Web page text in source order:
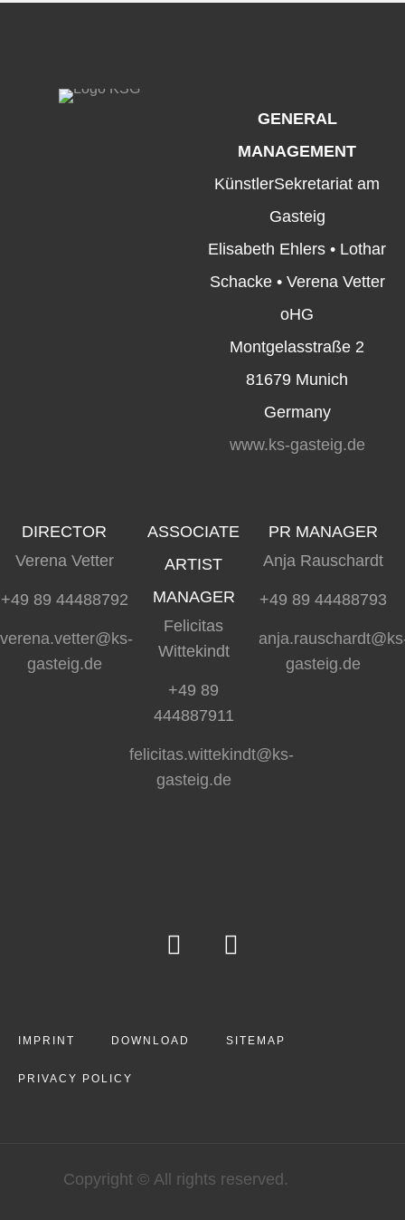
GENERAL
MANAGEMENT
KünstlerSekretariat am
Gasteig
Elisabeth Ehlers • Lothar
Schacke • Verena Vetter
oHG
Montgelasstraße 2
81679 Munich
Germany
www.ks-gasteig.de
DIRECTOR
Verena Vetter
+49 89 44488792
verena.vetter@ks-
gasteig.de
ASSOCIATE
ARTIST
MANAGER
Felicitas
Wittekindt
+49 89
444887911
felicitas.wittekindt@ks-
gasteig.de
PR MANAGER
Anja Rauschardt
+49 89 44488793
gasteig.de
IMPRINT DOWNLOAD SITEMAP
PRIVACY POLICY
Copyright © All rights reserved.